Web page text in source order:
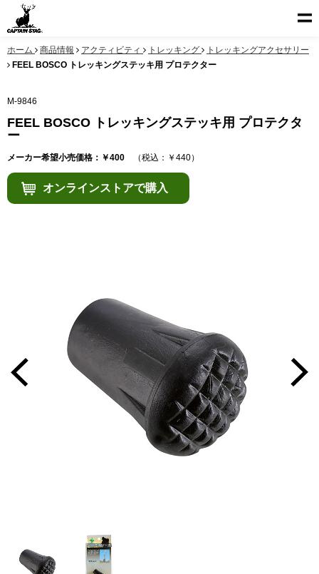
ホーム 商品情報 アクティビティ トレッキング
トレッキングアクセサリー
FEEL BOSCO トレッキングステッキ用 プロテクター
M-9846
FEEL BOSCO トレッキングステッキ用 プロテクタ
ー
メーカー希望小売価格：￥400 （税込：￥440）
オンラインストアで購入